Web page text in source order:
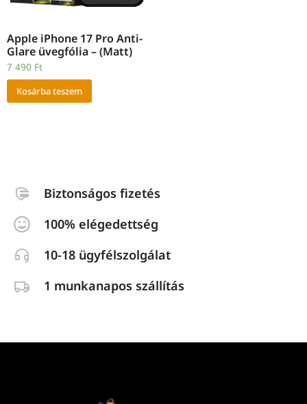
Apple iPhone 17 Pro Anti-
Glare üvegfólia – (Matt)
7 490 Ft
Kosárba teszem
Biztonságos fizetés
100% elégedettség
10-18 ügyfélszolgálat
1 munkanapos szállítás